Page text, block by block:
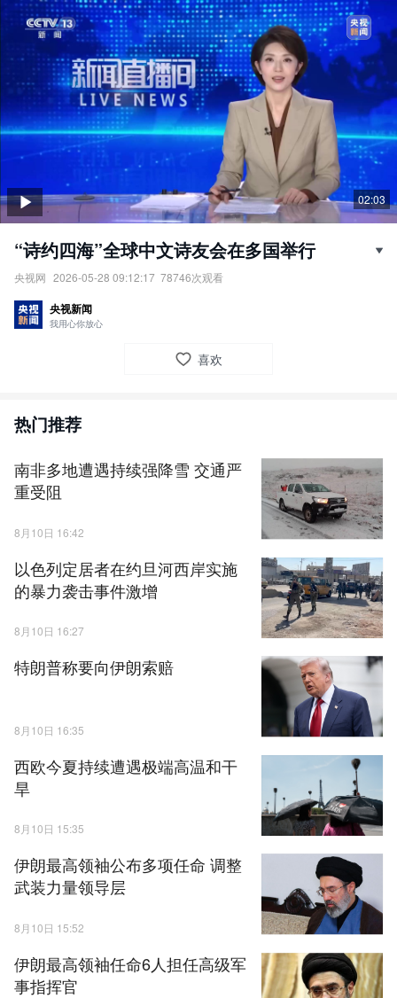
02:03
“诗约四海”全球中文诗友会在多国举行
央视网 2026-05-28 09:12:17 78746次观看
责任编辑：央视网
央视新闻
我用心你放心
喜欢
热门推荐
南非多地遭遇持续强降雪 交通严
重受阻
8月10日 16:42
以色列定居者在约旦河西岸实施
的暴力袭击事件激增
8月10日 16:27
特朗普称要向伊朗索赔
8月10日 16:35
西欧今夏持续遭遇极端高温和干
旱
8月10日 15:35
伊朗最高领袖公布多项任命 调整
武装力量领导层
8月10日 15:52
伊朗最高领袖任命6人担任高级军
事指挥官